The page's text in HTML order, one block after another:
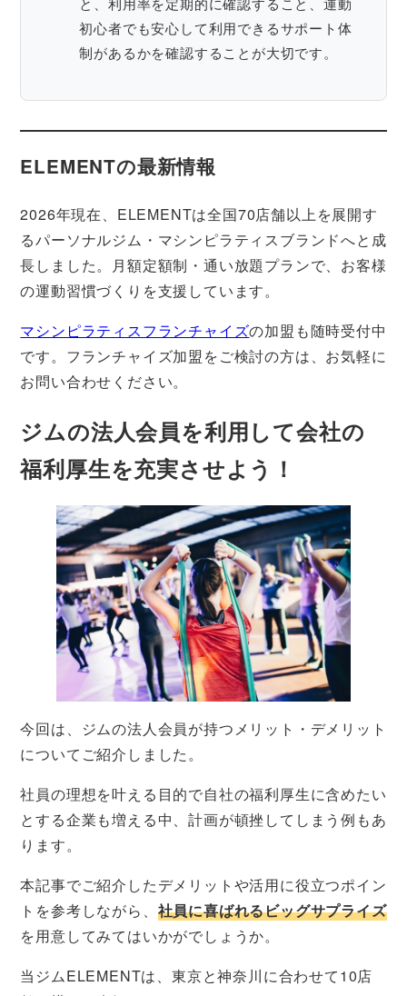
初心者でも安心して利用できるサポート体
制があるかを確認することが大切です。
ELEMENTの最新情報
2026年現在、ELEMENTは全国70店舗以上を展開す
るパーソナルジム・マシンピラティスブランドへと成
長しました。月額定額制・通い放題プランで、お客様
の運動習慣づくりを支援しています。
マシンピラティスフランチャイズの加盟も随時受付中
です。フランチャイズ加盟をご検討の方は、お気軽に
お問い合わせください。
ジムの法人会員を利用して会社の
福利厚生を充実させよう！
今回は、ジムの法人会員が持つメリット・デメリット
についてご紹介しました。
社員の理想を叶える目的で自社の福利厚生に含めたい
とする企業も増える中、計画が頓挫してしまう例もあ
ります。
本記事でご紹介したデメリットや活用に役立つポイン
トを参考しながら、 社員に喜ばれるビッグサプライズ
を用意してみてはいかがでしょうか。
当ジムELEMENTは、東京と神奈川に合わせて10店